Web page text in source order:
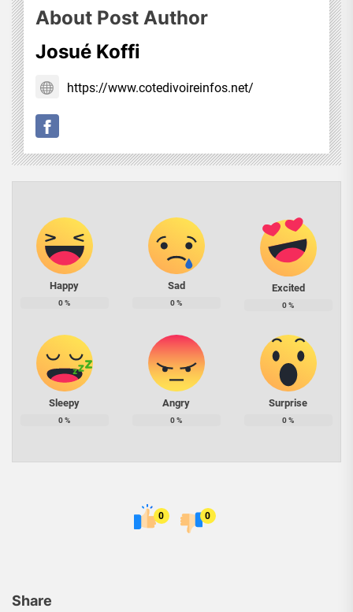
Share
About Post Author
Josué Koffi
https://www.cotedivoireinfos.net/
Happy
0%
Sad
0%
Excited
0%
Sleepy
0%
Angry
0%
Surprise
0%
0 0